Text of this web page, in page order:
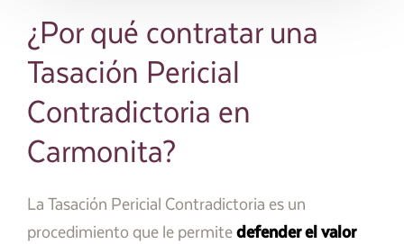
¿Por qué contratar una
Tasación Pericial
Contradictoria en
Carmonita?
La Tasación Pericial Contradictoria es un
procedimiento que le permitedefender el valor